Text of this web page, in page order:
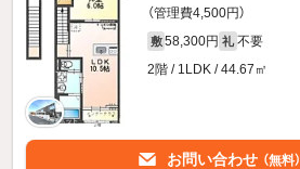
（管理費4,500円）
敷 58,300円 礼 不要
2階 / 1LDK / 44.67㎡
お問い合わせ （無料）